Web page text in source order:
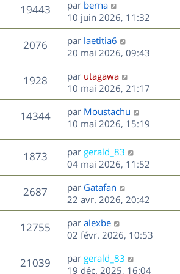
e
s
n
i
e
r
m
e
s
s
a
g
e
19443V
u
D
e
r
n
i
e
r
m
e
s
s
a
g
e
par berna
10 juin 2026, 11:32
2076V
u
e
s
D
e
r
n
i
e
r
m
e
s
s
a
g
e
par laetitia6
20 mai 2026, 09:43
1928V
u
e
D
e
r
n
i
e
r
m
e
s
s
a
g
e
par utagawa
10 mai 2026, 21:17
14344V
u
D
e
n
i
e
r
m
e
s
s
a
g
e
par Moustachu
10 mai 2026, 15:19
1873V
u
s
D
e
r
n
i
e
r
m
e
s
par gerald_83
04 mai 2026, 11:52
2687V
u
e
s
D
e
r
n
i
e
r
par Gatafan
22 avr. 2026, 20:42
12755V
u
D
e
r
n
i
par alexbe
02 févr. 2026, 10:53
21039V
D
e
par gerald_83
19 déc. 2025, 16:04